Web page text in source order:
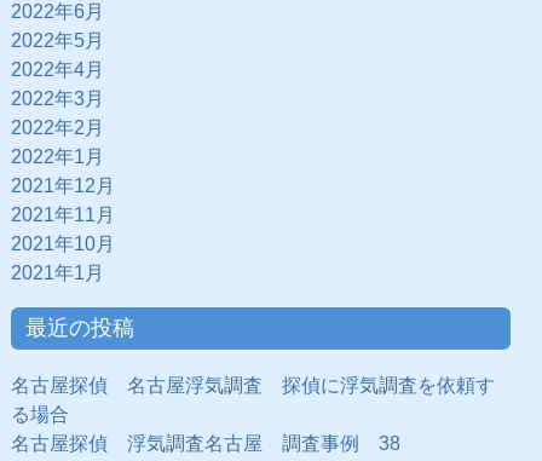
2022年6月
2022年5月
2022年4月
2022年3月
2022年2月
2022年1月
2021年12月
2021年11月
2021年10月
2021年1月
最近の投稿
名古屋探偵 名古屋浮気調査 探偵に浮気調査を依頼す
る場合
名古屋探偵 浮気調査名古屋 調査事例 38